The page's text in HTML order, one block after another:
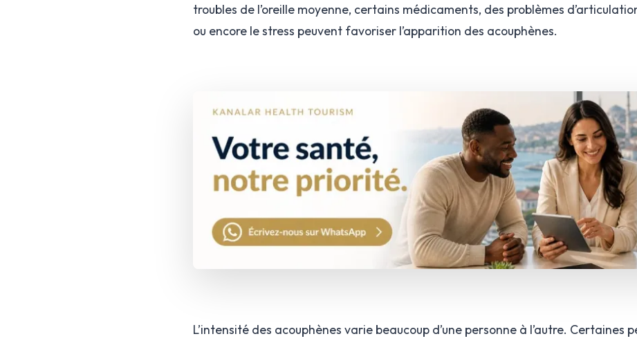
troubles de l’oreille moyenne, certains médicaments, des problèmes
ou encore le stress peuvent favoriser l’apparition des acouphènes.
L’intensité des acouphènes varie beaucoup d’une personne à l’autre. Certaines